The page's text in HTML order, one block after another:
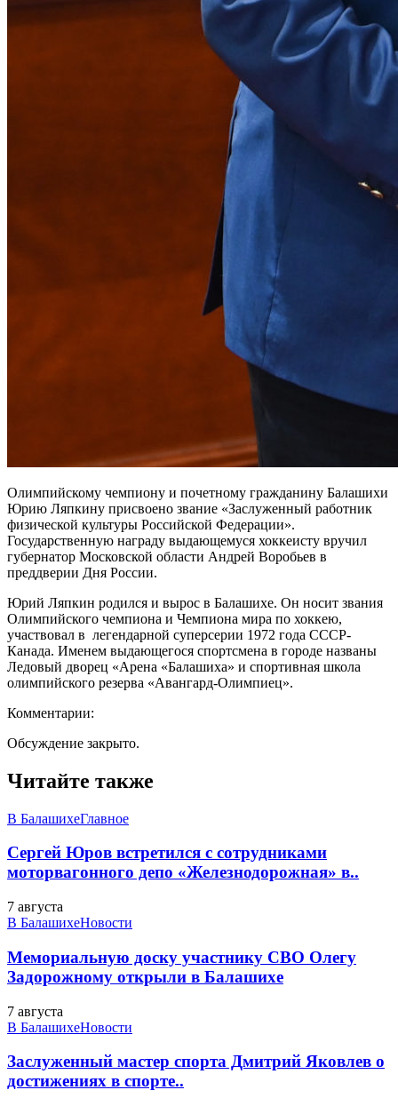
Олимпийскому чемпиону и почетному гражданину Балашихи
Юрию Ляпкину присвоено звание «Заслуженный работник
физической культуры Российской Федерации».
Государственную награду выдающемуся хоккеисту вручил
губернатор Московской области Андрей Воробьев в
преддверии Дня России.
Юрий Ляпкин родился и вырос в Балашихе. Он носит звания
Олимпийского чемпиона и Чемпиона мира по хоккею,
участвовал в легендарной суперсерии 1972 года СССР-
Канада. Именем выдающегося спортсмена в городе названы
Ледовый дворец «Арена «Балашиха» и спортивная школа
олимпийского резерва «Авангард-Олимпиец».
Комментарии:
Обсуждение закрыто.
Читайте также
В БалашихеГлавное
Сергей Юров встретился с сотрудниками
моторвагонного депо «Железнодорожная» в..
7 августа
В БалашихеНовости
Мемориальную доску участнику СВО Олегу
Задорожному открыли в Балашихе
7 августа
В БалашихеНовости
Заслуженный мастер спорта Дмитрий Яковлев о
достижениях в спорте..